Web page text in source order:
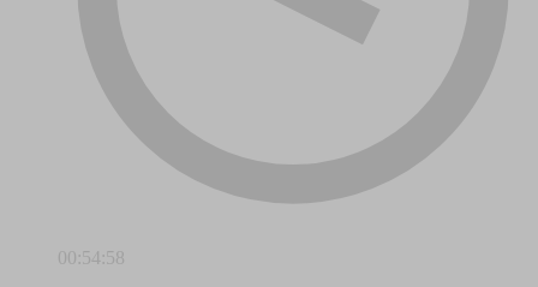
00:54:58